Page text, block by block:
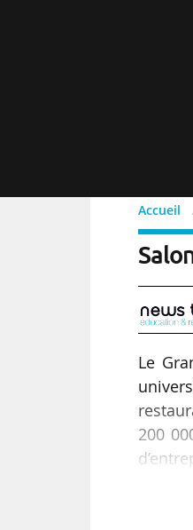
Accueil
Cité
Le
200